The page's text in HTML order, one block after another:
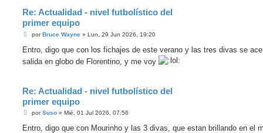
Re: Actualidad - nivel futbolístico del
primer equipo
M
n
a
porBruce Wayne» Lun, 29 Jun 2026, 19:20
Entro, digo que con los fichajes de este verano y las tres divas se
salida en globo de Florentino, y me voy
Re: Actualidad - nivel futbolístico del
primer equipo
M
n
porSuso» Mié, 01 Jul 2026, 07:56
Entro, digo que con Mourinho y las 3 divas, que estan brillando en el